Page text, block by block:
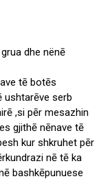
dhe nënē
tē botēs
ushtarēve serb
,si pēr mesazhin
gjithē nēnave tē
kur shkruhet pēr
nē tē ka
bashkēpunuese